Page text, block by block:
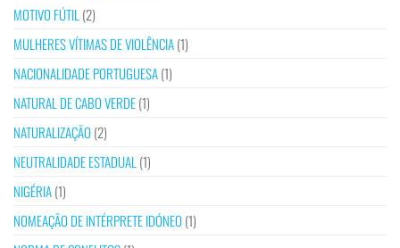
MOTIVO FÚTIL (2)
MULHERES VÍTIMAS DE VIOLÊNCIA(1)
NACIONALIDADE PORTUGUESA(1)
NATURAL DE CABO VERDE(1)
NATURALIZAÇÃO (2)
NEUTRALIDADE ESTADUAL (1)
NIGÉRIA(1)
NOMEAÇÃO DE INTÉRPRETE IDÓNEO (1)